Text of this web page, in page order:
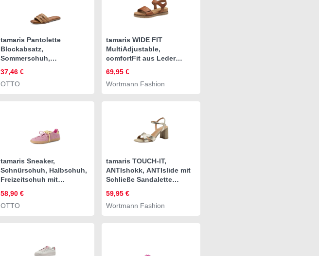
tamaris Pantolette
Blockabsatz,
Sommerschuh,
modischen Zierschnallen
37,46 €
OTTO
tamaris WIDE FIT
MultiAdjustable,
comfortFit aus Leder
MultiAdjustable
69,95 €
Wortmann Fashion
tamaris Sneaker,
Schnürschuh, Halbschuh,
Freizeitschuh mit
58,90 €
OTTO
tamaris TOUCH-IT,
ANTIshokk, ANTIslide mit
Schließe Sandalette
59,95 €
Wortmann Fashion